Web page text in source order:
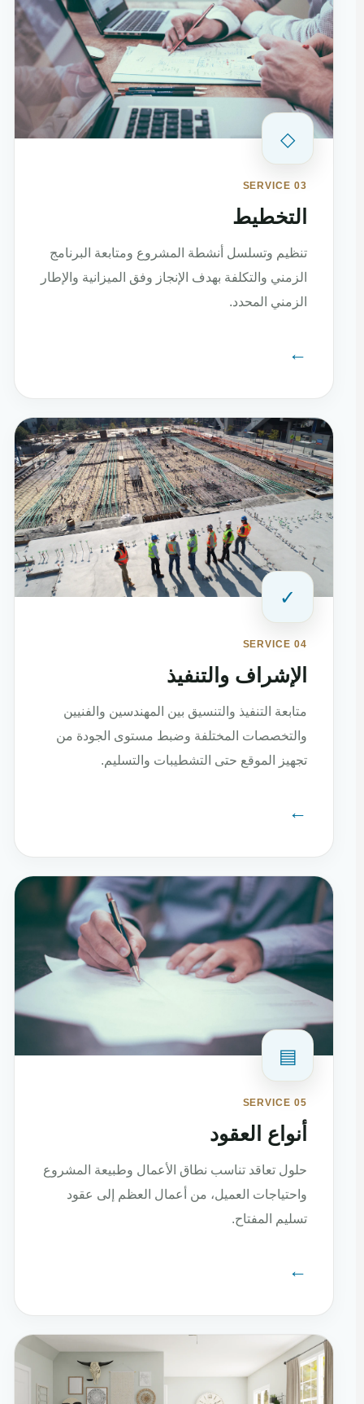
◇
SERVICE 03
التخطيط
تنظيم وتسلسل أنشطة المشروع ومتابعة البرنامج
الزمني والتكلفة بهدف الإنجاز وفق الميزانية والإطار
الزمني المحدد.
←
✓
SERVICE 04
الإشراف والتنفيذ
متابعة التنفيذ والتنسيق بين المهندسين والفنيين
والتخصصات المختلفة وضبط مستوى الجودة من
تجهيز الموقع حتى التشطيبات والتسليم.
←
▤
SERVICE 05
أنواع العقود
حلول تعاقد تناسب نطاق الأعمال وطبيعة المشروع
واحتياجات العميل، من أعمال العظم إلى عقود
تسليم المفتاح.
←